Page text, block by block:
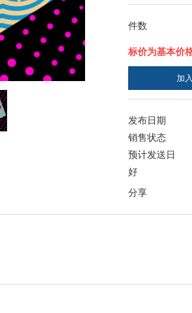
件数
标价为基本价
加
发布日期
销售状态
预计发送日
好
分享